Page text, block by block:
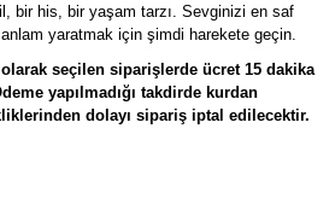
bir his, bir yaşam tarzı. Sevginizi en saf
yaratmak için şimdi harekete geçin.
seçilen siparişlerde ücret 15 dakika
yapılmadığı takdirde kurdan
dolayı sipariş iptal edilecektir.